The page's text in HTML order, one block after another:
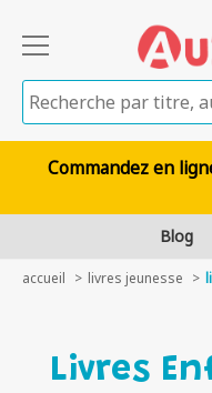
Commandez en
Blog
accueil livres jeunesse
Livres